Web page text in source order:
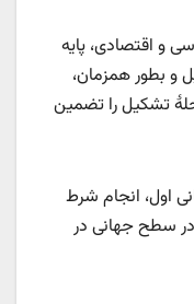
و اقتصادی، پایه
و بطور همزمان،
تشکیل را تضمین
اول، انجام شرط
در سطح جهانی در